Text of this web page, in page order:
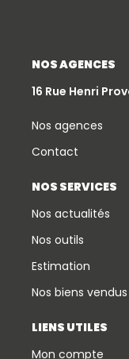
NOS AGENCES
16 Rue Henri
Nos agences
Contact
NOS SERVICES
Nos actualités
Nos outils
Estimation
Nos biens vendus
LIENS UTILES
Mon compte